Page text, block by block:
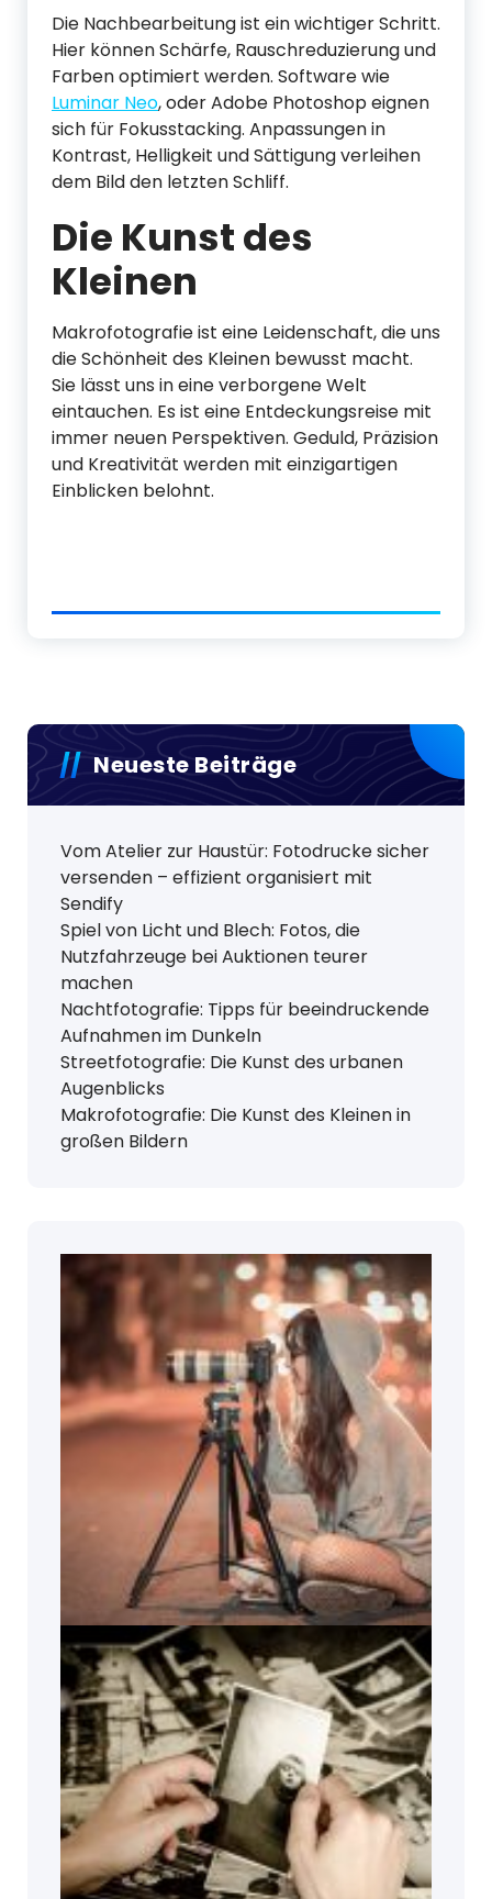
Die Nachbearbeitung ist ein wichtiger Schritt.
Hier können Schärfe, Rauschreduzierung und
Farben optimiert werden. Software wie
Luminar Neo, oder Adobe Photoshop eignen
sich für Fokusstacking. Anpassungen in
Kontrast, Helligkeit und Sättigung verleihen
dem Bild den letzten Schliff.
Die Kunst des
Kleinen
Makrofotografie ist eine Leidenschaft, die uns
die Schönheit des Kleinen bewusst macht.
Sie lässt uns in eine verborgene Welt
eintauchen. Es ist eine Entdeckungsreise mit
immer neuen Perspektiven. Geduld, Präzision
und Kreativität werden mit einzigartigen
Einblicken belohnt.
Neueste Beiträge
Vom Atelier zur Haustür: Fotodrucke sicher
versenden – effizient organisiert mit
Sendify
Spiel von Licht und Blech: Fotos, die
Nutzfahrzeuge bei Auktionen teurer
machen
Nachtfotografie: Tipps für beeindruckende
Aufnahmen im Dunkeln
Streetfotografie: Die Kunst des urbanen
Augenblicks
Makrofotografie: Die Kunst des Kleinen in
großen Bildern